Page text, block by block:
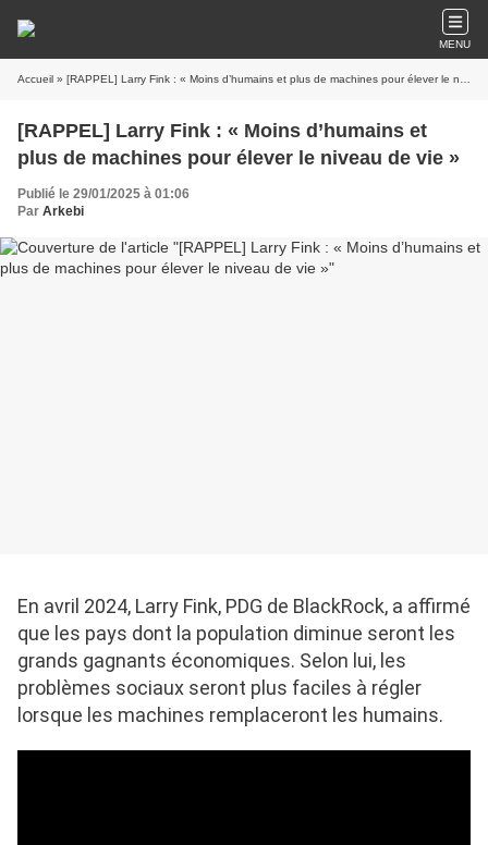
MENU
Accueil » [RAPPEL] Larry Fink : « Moins d’humains et plus de machines pour élever le niveau de vie »
[RAPPEL] Larry Fink : « Moins d’humains et
plus de machines pour élever le niveau de vie »
Publié le 29/01/2025 à 01:06
Par Arkebi
En avril 2024, Larry Fink, PDG de BlackRock, a affirmé
que les pays dont la population diminue seront les
grands gagnants économiques. Selon lui, les
problèmes sociaux seront plus faciles à régler
lorsque les machines remplaceront les humains.